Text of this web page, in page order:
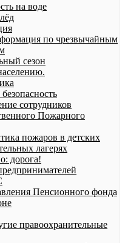
на воде
по чрезвычайным
сезон
сотрудников
Пожарного
пожаров в детских
лагерях
дорога!
Пенсионного фонда
правоохранительные